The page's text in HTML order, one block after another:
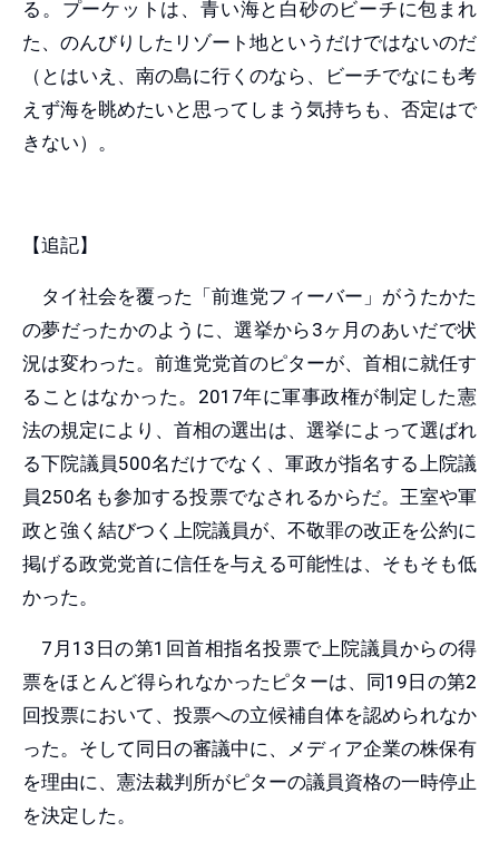
る。プーケットは、青い海と白砂のビーチに包まれ
た、のんびりしたリゾート地というだけではないのだ
（とはいえ、南の島に行くのなら、ビーチでなにも考
えず海を眺めたいと思ってしまう気持ちも、否定はで
きない）。
【追記】
タイ社会を覆った「前進党フィーバー」がうたかた
の夢だったかのように、選挙から3ヶ月のあいだで状
況は変わった。前進党党首のピターが、首相に就任す
ることはなかった。2017年に軍事政権が制定した憲
法の規定により、首相の選出は、選挙によって選ばれ
る下院議員500名だけでなく、軍政が指名する上院議
員250名も参加する投票でなされるからだ。王室や軍
政と強く結びつく上院議員が、不敬罪の改正を公約に
掲げる政党党首に信任を与える可能性は、そもそも低
かった。
7月13日の第1回首相指名投票で上院議員からの得
票をほとんど得られなかったピターは、同19日の第2
回投票において、投票への立候補自体を認められなか
った。そして同日の審議中に、メディア企業の株保有
を理由に、憲法裁判所がピターの議員資格の一時停止
を決定した。